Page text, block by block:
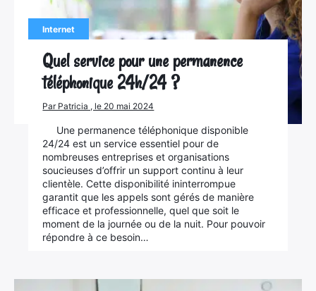
Internet
Quel service pour une permanence
téléphonique 24h/24 ?
Par Patricia , le 20 mai 2024
Une permanence téléphonique disponible
24/24 est un service essentiel pour de
nombreuses entreprises et organisations
soucieuses d’offrir un support continu à leur
clientèle. Cette disponibilité ininterrompue
garantit que les appels sont gérés de manière
efficace et professionnelle, quel que soit le
moment de la journée ou de la nuit. Pour pouvoir
répondre à ce besoin…